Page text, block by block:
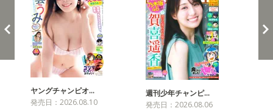
ヤングチャンピオ…
発売日：2026.08.10
週刊少年チャンピ…
発売日：2026.08.06